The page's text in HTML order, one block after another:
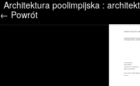
/* */ /* */ /*
Architektura poolimpijska :
← Powrót